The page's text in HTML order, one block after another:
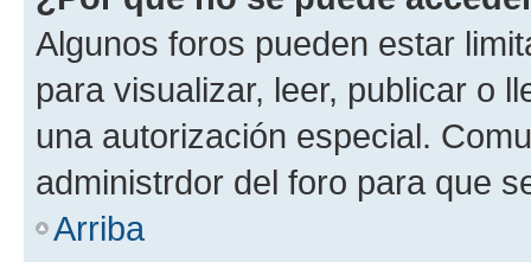
Algunos foros pueden estar
para visualizar, leer, publicar o
una autorización especial.
administrdor del foro para que
Arriba